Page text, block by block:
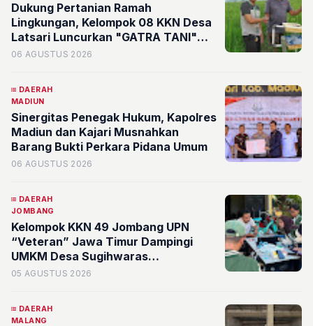
Dukung Pertanian Ramah
Lingkungan, Kelompok 08 KKN Desa
Latsari Luncurkan "GATRA TANI"
Bertenaga Surya
06 AGUSTUS 2026
DAERAH
MADIUN
Sinergitas Penegak Hukum, Kapolres
Madiun dan Kajari Musnahkan
Barang Bukti Perkara Pidana Umum
06 AGUSTUS 2026
DAERAH
JOMBANG
Kelompok KKN 49 Jombang UPN
“Veteran” Jawa Timur Dampingi
UMKM Desa Sugihwaras
Kembangkan Branding Digital
05 AGUSTUS 2026
DAERAH
MALANG